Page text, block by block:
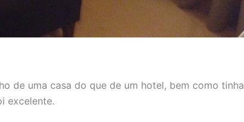
de uma casa do que de um hotel, bem como tinha
excelente.